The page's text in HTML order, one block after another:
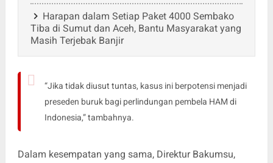
Harapan dalam Setiap Paket 4000 Sembako
Tiba di Sumut dan Aceh, Bantu Masyarakat yang
Masih Terjebak Banjir
“Jika tidak diusut tuntas, kasus ini berpotensi menjadi
preseden buruk bagi perlindungan pembela HAM di
Indonesia,” tambahnya.
Dalam kesempatan yang sama, Direktur Bakumsu,